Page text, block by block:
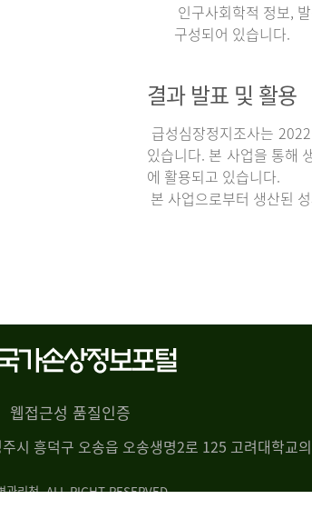
인구사회학적 정보,
구성되어 있습니다.
결과 발표 및 활용
급성심장정지조사는
있습니다. 본 사업을 통해
에 활용되고 있습니다.
본 사업으로부터 생산된
웹접근성 품질인증
시 흥덕구 오송읍 오송생명2로 125 고려대학교
리청. ALL RIGHT RESERVED